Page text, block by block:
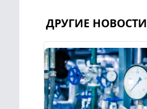
ДРУГИЕ НОВОСТИ